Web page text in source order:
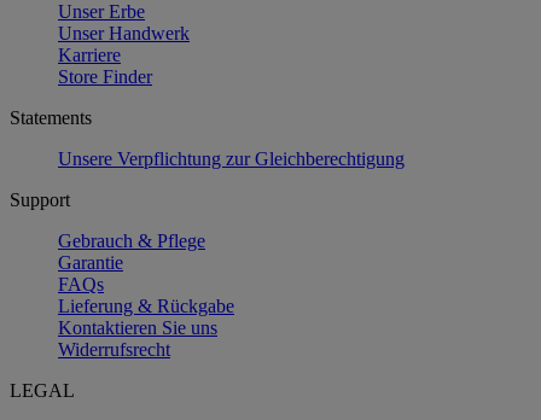
Unser Erbe
Unser Handwerk
Karriere
Store Finder
Statements
Unsere Verpflichtung zur Gleichberechtigung
Support
Gebrauch & Pflege
Garantie
FAQs
Lieferung & Rückgabe
Kontaktieren Sie uns
Widerrufsrecht
LEGAL